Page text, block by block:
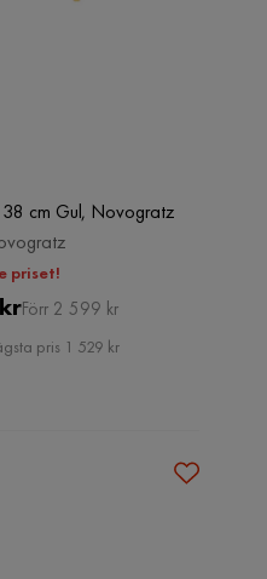
cm Gul, Novogratz
priset!
Pris
Original
Pris
Förr 2 599 kr
pris 1 529 kr